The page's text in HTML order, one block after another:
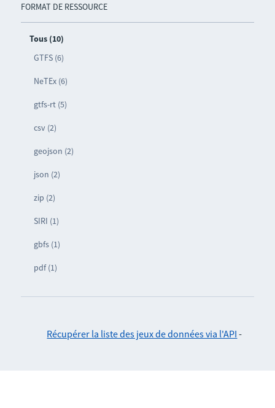
FORMAT DE RESSOURCE
Tous (10)
GTFS (6)
NeTEx (6)
gtfs-rt (5)
csv (2)
geojson (2)
json (2)
zip (2)
SIRI (1)
gbfs (1)
pdf (1)
Récupérer la liste des jeux de données via l'API -